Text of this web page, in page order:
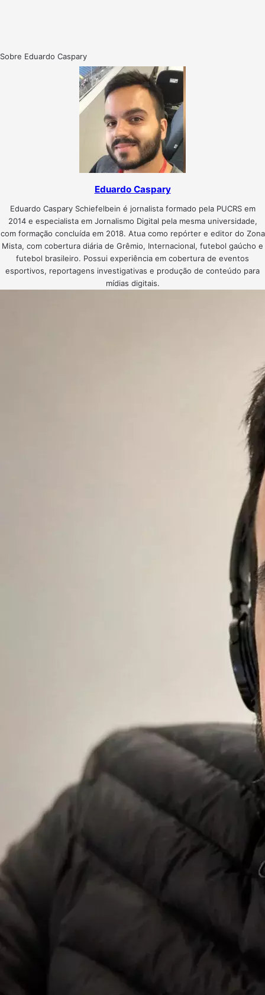
Sobre Eduardo Caspary
Eduardo Caspary
Eduardo Caspary Schiefelbein é jornalista formado pela PUCRS em
2014 e especialista em Jornalismo Digital pela mesma universidade,
com formação concluída em 2018. Atua como repórter e editor do Zona
Mista, com cobertura diária de Grêmio, Internacional, futebol gaúcho e
futebol brasileiro. Possui experiência em cobertura de eventos
esportivos, reportagens investigativas e produção de conteúdo para
mídias digitais.